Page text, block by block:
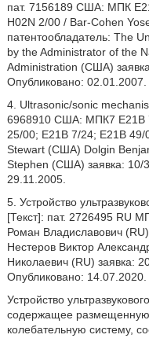
пат. 7156189 США: МПК
H02N 2/00 / Bar-Cohen
патентообладатель: The
by the Administrator of the
Administration (США)
Опубликовано: 02.01.2007.
4. Ultrasonic/sonic
6968910 США: МПК7 Е21В
25/00; Е21В 7/24; Е21В
Stewart (США) Dolgin
Stephen (США) заявка: 10/
29.11.2005.
5. Устройство
[Текст]: пат. 2726495 RU
Роман Владиславович
Нестеров Виктор
Николаевич (RU) заявка:
Опубликовано: 14.07.2020.
Устройство
содержащее размещенную
колебательную систему,